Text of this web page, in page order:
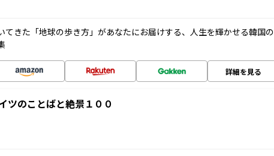
てきた「地球の歩き方」があなたにお届けする、人生を輝かせる韓国の
詳細を見る
ツのことばと絶景１００